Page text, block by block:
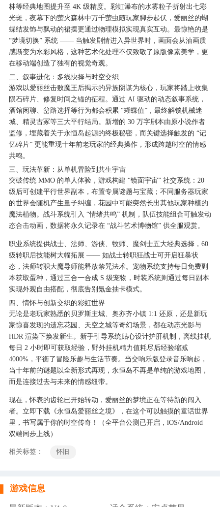
林等经典地图提升至 4K 级精度。彩虹瀑布的水雾粒子折射出七彩
光斑，夜幕下的萤火森林中万千萤虫随玩家脚步起伏，爱丽丝的蝴
蝶结发饰与飘动的裙摆更通过物理模拟实现真实互动。最惊艳的是
“梦境切换” 系统 —— 当触发剧情进入异世界时，画面会从油画质
感渐变为水彩风格，这种艺术化处理不仅致敬了原版像素美学，更
在移动端创造了独有的视觉奇观。
二、叙事进化：多线抉择与时空交织
游戏以爱丽丝击败魔王后揭示的异族阴谋为核心，玩家将踏上收集
陨石碎片、修复时间之锚的征程。通过 AI 驱动的动态叙事系统，
酒馆闲聊、岔路选择等行为都会积累 “蝴蝶值”，最终解锁机械迷
城、精灵古冢等三大平行结局。新增的 30 万字剧本由原小说作者
监修，埋藏着关于永恒岛起源的终极秘密，而关键选择触发的 “记
忆碎片” 更能重现十年前老玩家的经典操作，形成跨越时空的情感
共鸣。
三、玩法革新：从单机冒险到共生宇宙
突破传统 MMO 的单人体验，游戏构建 “镜面宇宙” 社交系统：20
级后可创建平行世界副本，布置专属谜题与宝藏；不同服务器玩家
的世界会随机产生量子纠缠，花园中可能突然长出其他玩家种植的
魔法植物。战斗系统引入 “情绪共鸣” 机制，队伍技能组合可触发动
态合击动画，数据将永久记录在 “战斗艺术博物馆” 供全服观赏。
职业系统提供战士、法师、游侠、牧师、魔剑士五大经典选择，60
级转职后技能树大幅拓展 —— 如战士转职狂战士可开启狂暴状
态，法师转职大魔导师能释放禁咒法术。宠物系统支持每日免费副
本获取蛋种，通过三合一合成 S 级宠物，时装系统则通过每日副本
实现外观自由搭配，彻底告别氪金抽卡模式。
四、情怀与创新交织的彩虹世界
无论是老玩家熟悉的贝罗斯主城、奥亦齐小镇 1:1 还原，还是新玩
家惊喜发现的遗忘花园、天空之城等奇幻场景，都在动态光影与
HDR 渲染下焕发新生。新手引导系统贴心设计护肝机制，离线挂机
每日 2 小时即可获取经验，野外挂机精力值耗尽后经验缩减
4000%，平衡了冒险乐趣与生活节奏。当交响乐版登录音乐响起，
当十年前的谜题以全新形式再现，永恒岛不再是单纯的游戏地图，
而是连接过去与未来的情感纽带。
现在，怀表的齿轮已开始转动，爱丽丝的梦境正在等待新的闯入
者。立即下载《永恒岛爱丽丝之境》，在这个可以触摸的童话世界
里，书写属于你的时空传奇！（全平台公测已开启，iOS/Android
双端同步上线）
相关标签： 怀旧
游戏信息